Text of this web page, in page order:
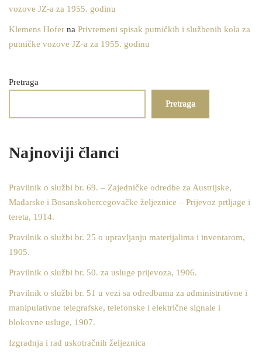
vozove JZ-a za 1955. godinu
Klemens Hofer na Privremeni spisak putničkih i službenih kola za
putničke vozove JZ-a za 1955. godinu
Pretraga
Pretraga
Najnoviji članci
Pravilnik o službi br. 69. – Zajedničke odredbe za Austrijske,
Mađarske i Bosanskohercegovačke željeznice – Prijevoz prtljage i
tereta, 1914.
Pravilnik o službi br. 25 o upravljanju materijalima i inventarom,
1905.
Pravilnik o službi br. 50. za usluge prijevoza, 1906.
Pravilnik o službi br. 51 u vezi sa odredbama za administrativne i
manipulativne telegrafske, telefonske i električne signale i
blokovne usluge, 1907.
Izgradnja i rad uskotračnih željeznica